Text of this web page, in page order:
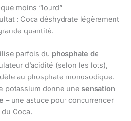
moins “lourd”
: Coca déshydrate légèrement
quantité.
parfois du phosphate de
d’acidité (selon les lots),
au phosphate monosodique.
potassium donne une sensation
– une astuce pour concurrencer
Coca.